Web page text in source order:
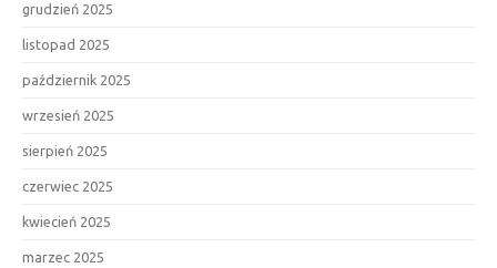
grudzień 2025
listopad 2025
październik 2025
wrzesień 2025
sierpień 2025
czerwiec 2025
kwiecień 2025
marzec 2025